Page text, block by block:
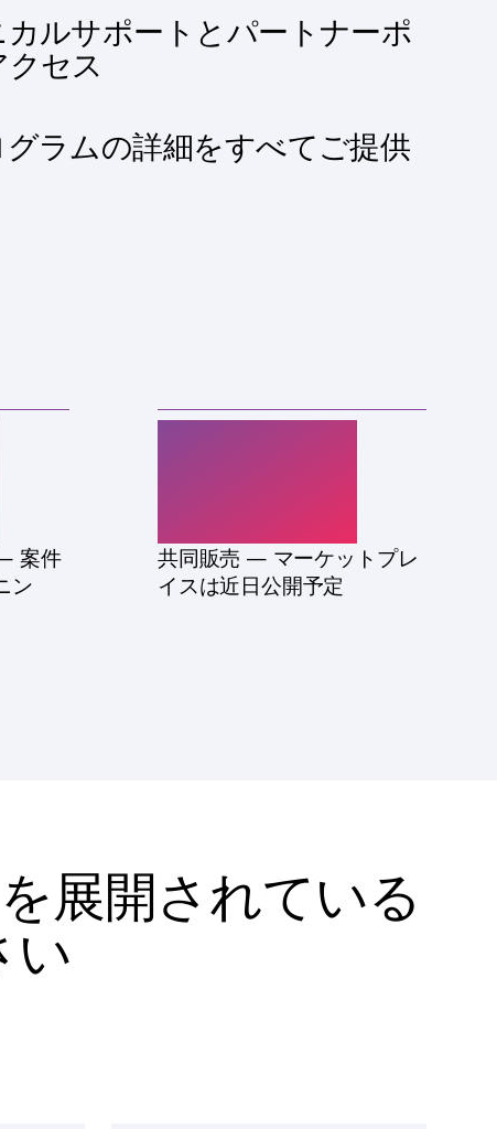
ルサポートとパートナーポ
セス
ラムの詳細をすべてご提供
案件
ン
AWS
共同販売 — マーケットプレ
イスは近日公開予定
展開されている
い